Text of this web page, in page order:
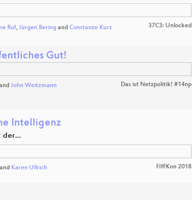
Ruf, Jürgen Beringand Constanze Kurz 37C3: Unlocked
Gut!
John Weitzmann Das ist Netzpolitik! #14np
Intelligenz
der…
and Karen Ullrich FIfFKon 2018